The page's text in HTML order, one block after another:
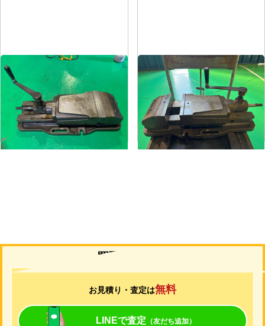
油圧バイス
メーカー 武田
形 式TK-200HVS-U
式-
油圧バイス
メーカー 武田
形 式TK-200HVS-U
年 式-
買取について
お見積り・査定は無料
LINEで査定 （友だち追加）